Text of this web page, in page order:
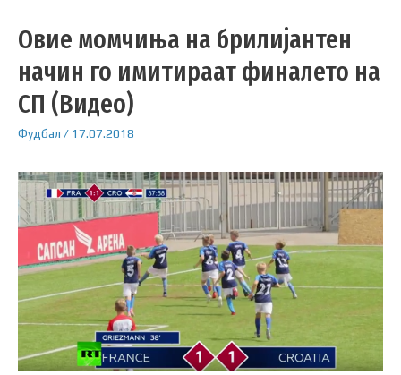
Овие момчиња на брилијантен
начин го имитираат финалето на
СП (Видео)
Фудбал / 17.07.2018